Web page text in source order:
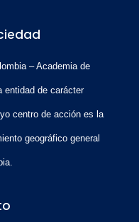
– Academia de
entidad de carácter
centro de acción es la
geográfico general